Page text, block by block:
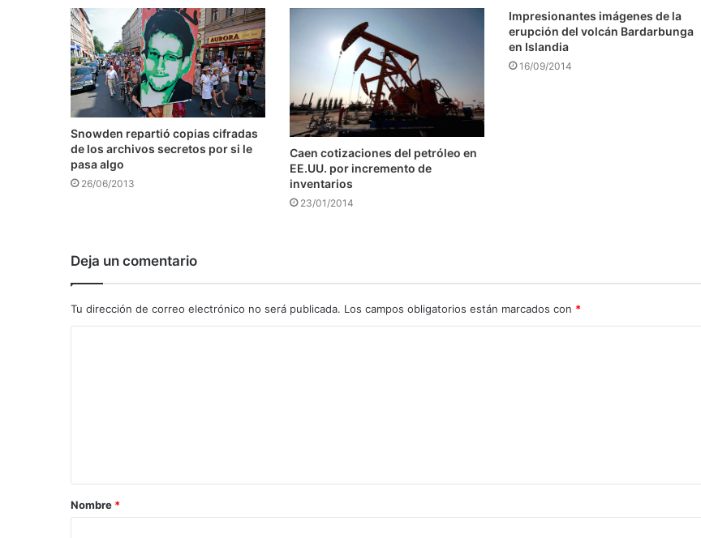
Snowden repartió copias cifradas
de los archivos secretos por si le
pasa algo
26/06/2013
Caen cotizaciones del petróleo en
EE.UU. por incremento de
inventarios
23/01/2014
Impresionantes imágenes de la
erupción del volcán Bardarbunga
en Islandia
16/09/2014
Deja un comentario
Tu dirección de correo electrónico no será publicada. Los campos obligatorios están marcados con *
a
r
Nombre *